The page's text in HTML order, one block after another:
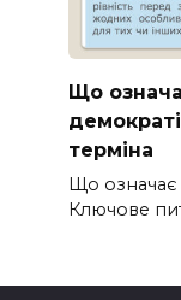
Що
терміна
Що означає
Ключове